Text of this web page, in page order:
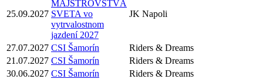
25.09.2027
MAJSTROVSTVÁ
SVETA vo
vytrvalostnom
jazdení 2027
JK Napoli
27.07.2027 CSI Šamorín
Riders & Dreams
21.07.2027 CSI Šamorín
Riders & Dreams
30.06.2027 CSI Šamorín
Riders & Dreams